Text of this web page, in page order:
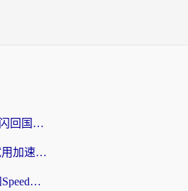
Malus VPN好用吗？和极闪回国VPN对比哪个回国效果更好？海外党亲测3款加速器+避坑指南
海外党必看：如何通过试用加速器解决国内APP地区限制？附2026最新对比测评
雷神手游VPN好用吗？和SpeedCN VPN对比哪个回国效果更好？海外党亲测3款加速器+避坑指南